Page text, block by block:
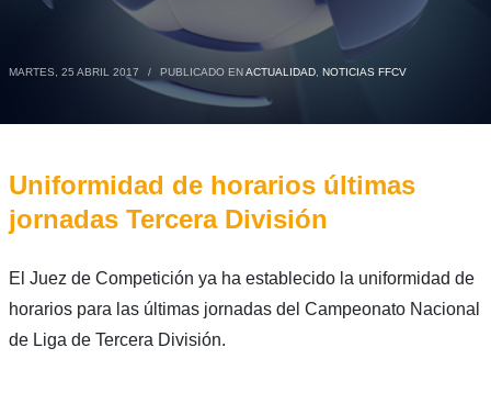
MARTES, 25 ABRIL 2017 / PUBLICADO ENACTUALIDAD, NOTICIAS FFCV
Uniformidad de horarios últimas
jornadas Tercera División
El Juez de Competición ya ha establecido la uniformidad de
horarios para las últimas jornadas del Campeonato Nacional
de Liga de Tercera División.